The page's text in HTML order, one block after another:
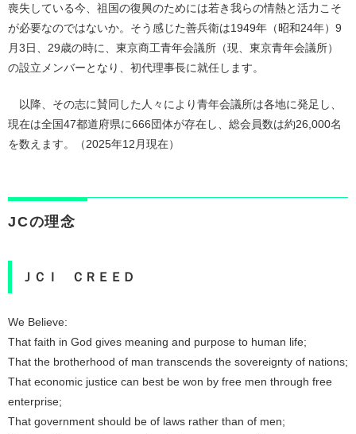
喪失している今、祖国の復興のためには若き我らの情熱と活力こそ
が必要なのではないか。そう感じた善兵衛は1949年（昭和24年）9
月3日、29歳の時に、東京商工青年会議所（現、東京青年会議所）
の設立メンバーとなり、初代理事長に就任します。
以降、その志に賛同した人々により青年会議所は各地に発足し、
現在は全国47都道府県に666団体が存在し、総会員数は約26,000名
を数えます。（2025年12月現在）
JCの理念
ＪＣＩ ＣＲＥＥＤ
We Believe:
That faith in God gives meaning and purpose to human life;
That the brotherhood of man transcends the sovereignty of nations;
That economic justice can best be won by free men through free
enterprise;
That government should be of laws rather than of men;